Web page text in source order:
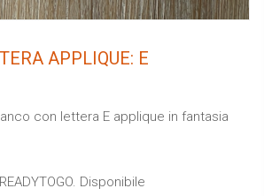
APPLIQUE: E
con lettera E applique in fantasia
Disponibile